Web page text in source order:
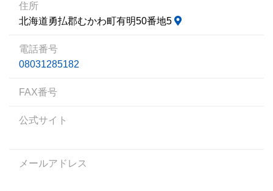
住所
北海道勇払郡むかわ町有明50番地5
電話番号
08031285182
FAX番号
公式サイト
メールアドレス